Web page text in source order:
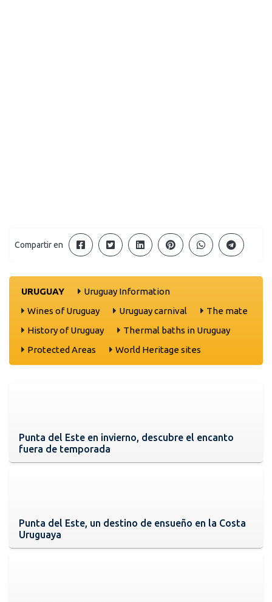
Compartir en
URUGUAY
Uruguay Information
Wines of Uruguay
Uruguay carnival
The mate
History of Uruguay
Thermal baths in Uruguay
Protected Areas
World Heritage sites
Punta del Este en invierno, descubre el encanto
fuera de temporada
Punta del Este, un destino de ensueño en la Costa
Uruguaya